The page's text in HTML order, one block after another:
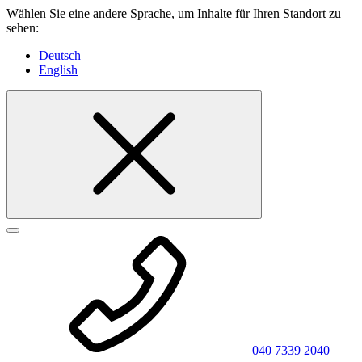
Wählen Sie eine andere Sprache, um Inhalte für Ihren Standort zu
sehen:
Deutsch
English
040 7339 2040